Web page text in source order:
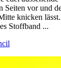
Seiten vor und
knicken
Stoffband ...